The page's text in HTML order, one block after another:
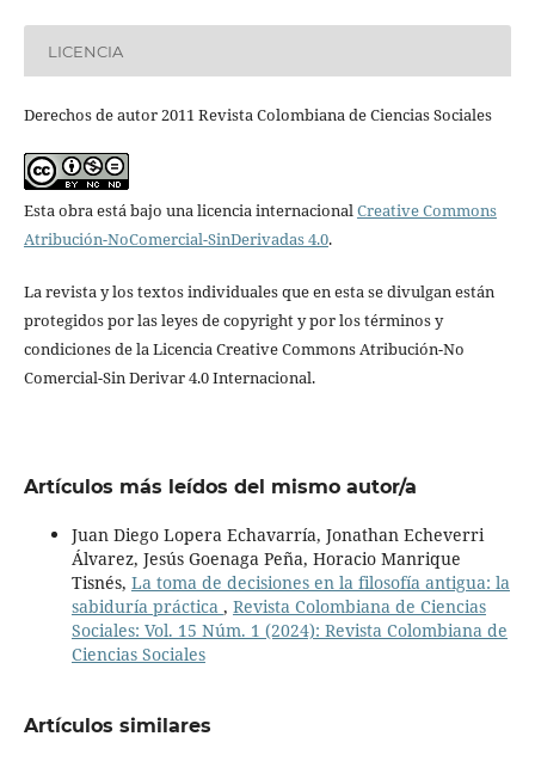
LICENCIA
Derechos de autor 2011 Revista Colombiana de Ciencias Sociales
Esta obra está bajo una licencia internacionalCreative Commons
Atribución-NoComercial-SinDerivadas 4.0.
La revista y los textos individuales que en esta se divulgan están
protegidos por las leyes de copyright y por los términos y
condiciones de la Licencia Creative Commons Atribución-No
Comercial-Sin Derivar 4.0 Internacional.
Artículos más leídos del mismo autor/a
Juan Diego Lopera Echavarría, Jonathan Echeverri
Álvarez, Jesús Goenaga Peña, Horacio Manrique
Tisnés, La toma de decisiones en la filosofía antigua: la
sabiduría práctica , Revista Colombiana de Ciencias
Sociales: Vol. 15 Núm. 1 (2024): Revista Colombiana de
Ciencias Sociales
Artículos similares